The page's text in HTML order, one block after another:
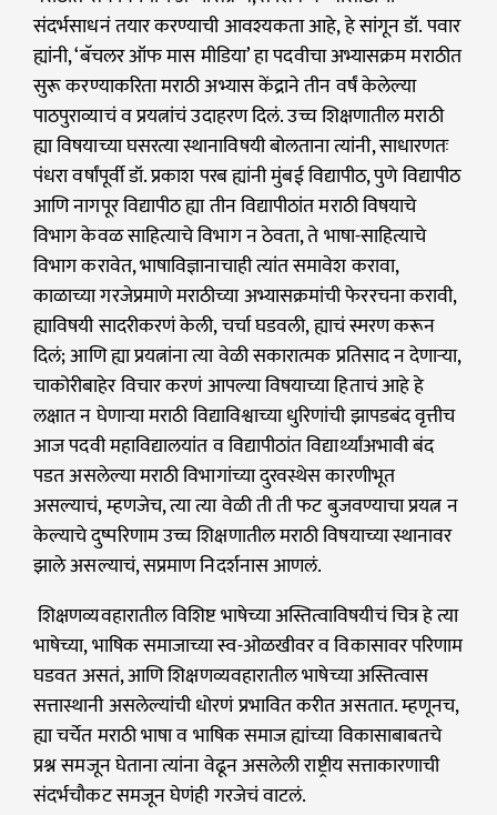
संदर्भसाधनं तयार करण्याची आवश्यकता आहे, हे सांगून डॉ. पवार
ह्यांनी, ‘बॅचलर ऑफ मास मीडिया’ हा पदवीचा अभ्यासक्रम मराठीत
सुरू करण्याकरिता मराठी अभ्यास केंद्राने तीन वर्षं केलेल्या
पाठपुराव्याचं व प्रयत्नांचं उदाहरण दिलं. उच्च शिक्षणातील मराठी
ह्या विषयाच्या घसरत्या स्थानाविषयी बोलताना त्यांनी, साधारणतः
पंधरा वर्षांपूर्वी डॉ. प्रकाश परब ह्यांनी मुंबई विद्यापीठ, पुणे विद्यापीठ
आणि नागपूर विद्यापीठ ह्या तीन विद्यापीठांत मराठी विषयाचे
विभाग केवळ साहित्याचे विभाग न ठेवता, ते भाषा-साहित्याचे
विभाग करावेत, भाषाविज्ञानाचाही त्यांत समावेश करावा,
काळाच्या गरजेप्रमाणे मराठीच्या अभ्यासक्रमांची फेररचना करावी,
ह्याविषयी सादरीकरणं केली, चर्चा घडवली, ह्याचं स्मरण करून
दिलं; आणि ह्या प्रयत्नांना त्या वेळी सकारात्मक प्रतिसाद न देणाऱ्या,
चाकोरीबाहेर विचार करणं आपल्या विषयाच्या हिताचं आहे हे
लक्षात न घेणाऱ्या मराठी विद्याविश्वाच्या धुरिणांची झापडबंद वृत्तीच
आज पदवी महाविद्यालयांत व विद्यापीठांत विद्यार्थ्यांअभावी बंद
पडत असलेल्या मराठी विभागांच्या दुरवस्थेस कारणीभूत
असल्याचं, म्हणजेच, त्या त्या वेळी ती ती फट बुजवण्याचा प्रयत्न न
केल्याचे दुष्परिणाम उच्च शिक्षणातील मराठी विषयाच्या स्थानावर
झाले असल्याचं, सप्रमाण निदर्शनास आणलं.
शिक्षणव्यवहारातील विशिष्ट भाषेच्या अस्तित्वाविषयीचं चित्र हे त्या
भाषेच्या, भाषिक समाजाच्या स्व-ओळखीवर व विकासावर परिणाम
घडवत असतं, आणि शिक्षणव्यवहारातील भाषेच्या अस्तित्वास
सत्तास्थानी असलेल्यांची धोरणं प्रभावित करीत असतात. म्हणूनच,
ह्या चर्चेत मराठी भाषा व भाषिक समाज ह्यांच्या विकासाबाबतचे
प्रश्न समजून घेताना त्यांना वेढून असलेली राष्ट्रीय सत्ताकारणाची
संदर्भचौकट समजून घेणंही गरजेचं वाटलं.